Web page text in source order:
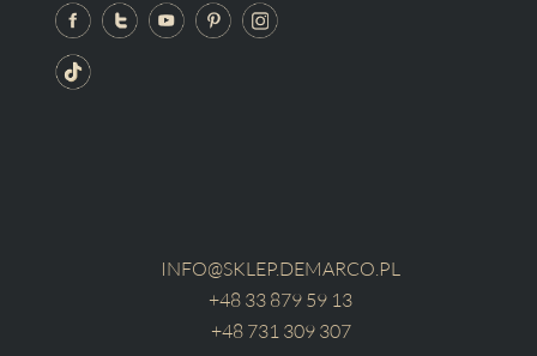
INFO@SKLEP.DEMARCO.PL
+48 33 879 59 13
+48 731 309 307